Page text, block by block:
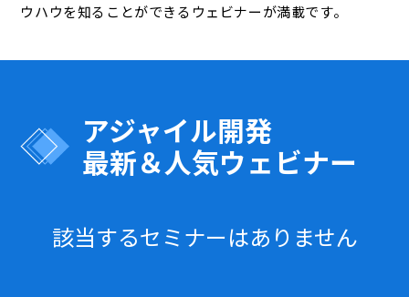
ウハウを知ることができるウェビナーが満載です。
アジャイル開発
最新＆人気ウェビナー
該当するセミナーはありません